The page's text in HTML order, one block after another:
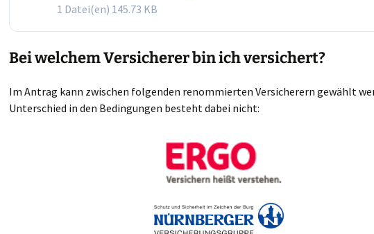
1 Datei(en) 145.73 KB
Bei welchem Versicherer bin ich versichert?
Im Antrag kann zwischen folgenden renommierten Versicherern gewählt
Unterschied in den Bedingungen besteht dabei nicht: